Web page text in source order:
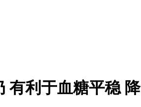
有利于血糖平稳 降